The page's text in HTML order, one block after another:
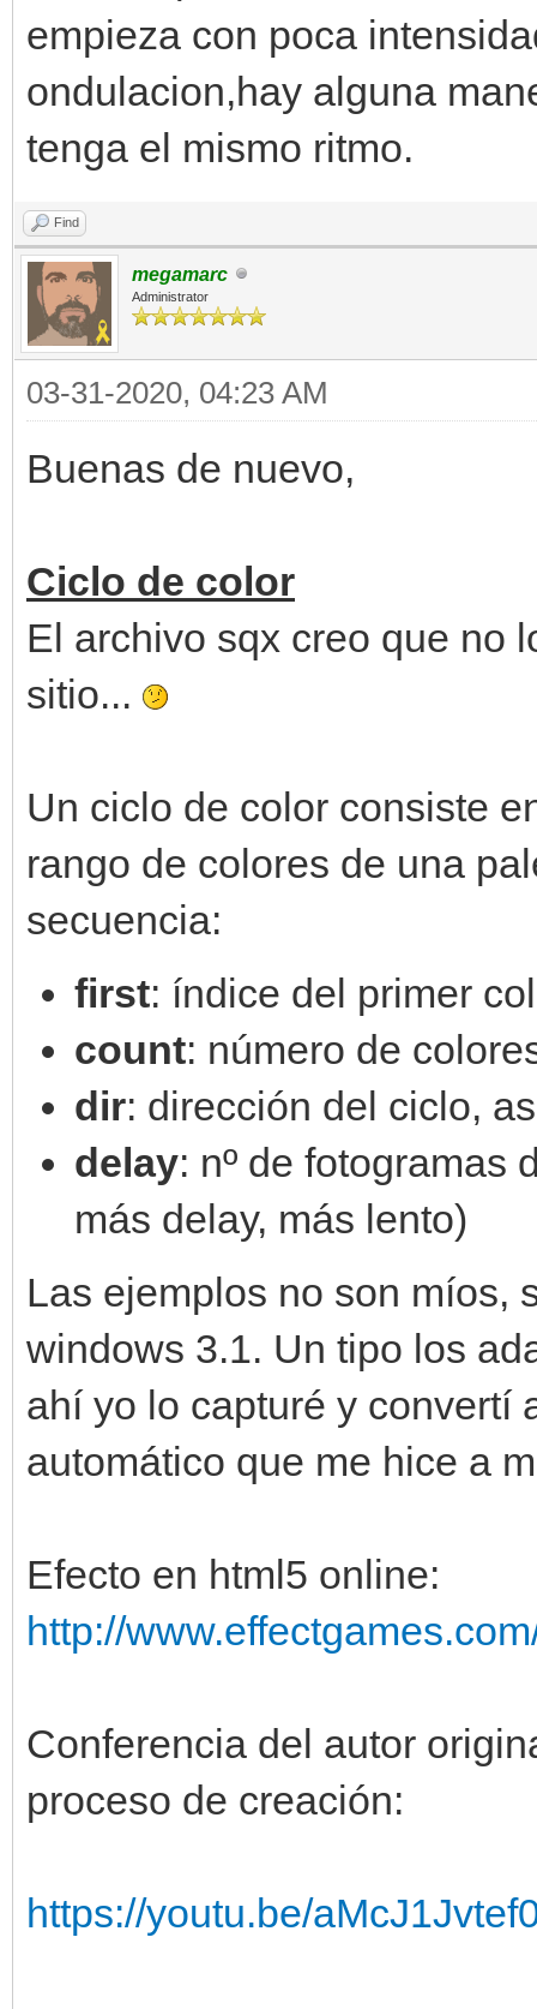
empieza con poca
ondulacion,hay alguna
tenga el mismo ritmo.
Find
megamarc
Administrator
03-31-2020, 04:23 AM
Buenas de nuevo,
Ciclo de color
El archivo sqx creo que no
sitio...
Un ciclo de color consiste
rango de colores de una
secuencia:
first: índice del primer
count: número de
dir: dirección del ciclo,
delay: nº de fotogramas
más delay, más lento)
Las ejemplos no son míos,
windows 3.1. Un tipo los
ahí yo lo capturé y convertí
automático que me hice a
Efecto en html5 online:
http://
Conferencia del autor
proceso de creación:
https://youtu.be/